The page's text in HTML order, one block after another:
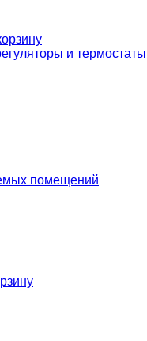
и термостаты
помещений